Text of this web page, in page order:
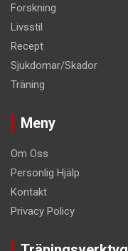
Forskning
Livsstil
Recept
Sjukdomar/Skador
Träning
Meny
Om Oss
Personlig Hjälp
Kontakt
Privacy Policy